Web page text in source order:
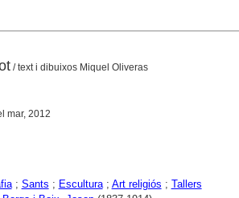
/ text i dibuixos Miquel Oliveras
mar, 2012
; Sants ; Escultura; Art religiós ; Tallers